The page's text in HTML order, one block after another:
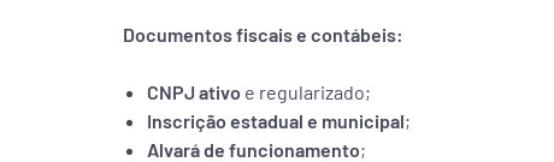
Documentos fiscais e contábeis:
CNPJ ativo e regularizado;
Inscrição estadual e municipal;
Alvará de funcionamento;